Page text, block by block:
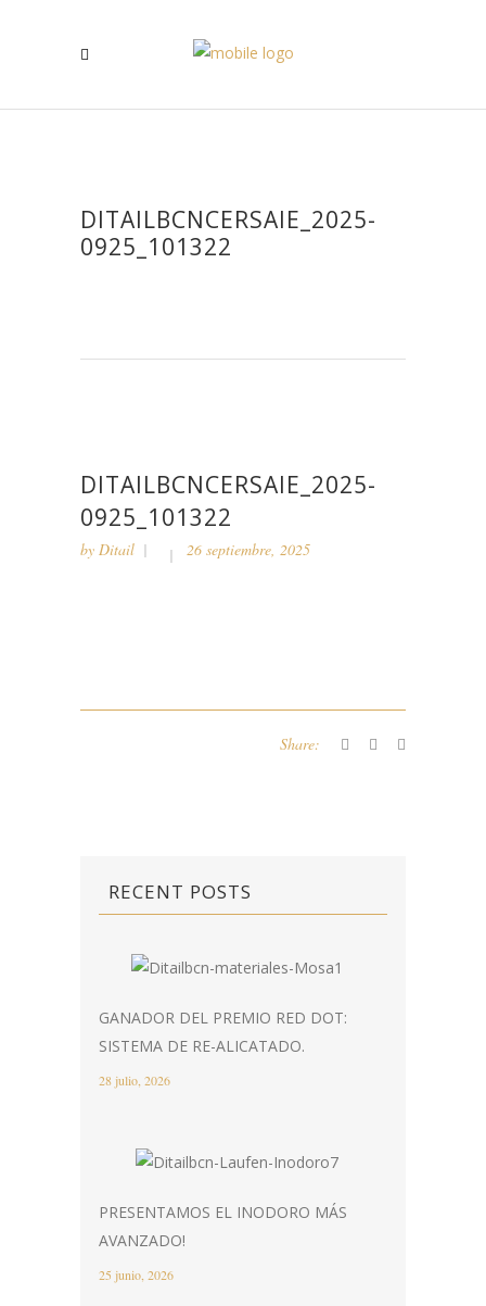
DITAILBCNCERSAIE_2025-
0925_101322
DITAILBCNCERSAIE_2025-
0925_101322
by Ditail 26 septiembre, 2025
Share:
RECENT POSTS
GANADOR DEL PREMIO RED DOT:
SISTEMA DE RE-ALICATADO.
28 julio, 2026
PRESENTAMOS EL INODORO MÁS
AVANZADO!
25 junio, 2026